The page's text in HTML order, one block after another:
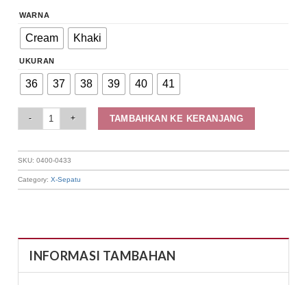
WARNA
Cream Khaki
UKURAN
36 37 38 39 40 41
TAMBAHKAN KE KERANJANG
SKU:0400-0433
Category:X-Sepatu
INFORMASI TAMBAHAN